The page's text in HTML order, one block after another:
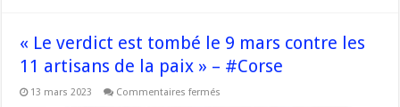
« Le verdict est tombé le 9 mars contre les
11 artisans de la paix » – #Corse
13 mars 2023 Commentaires fermés